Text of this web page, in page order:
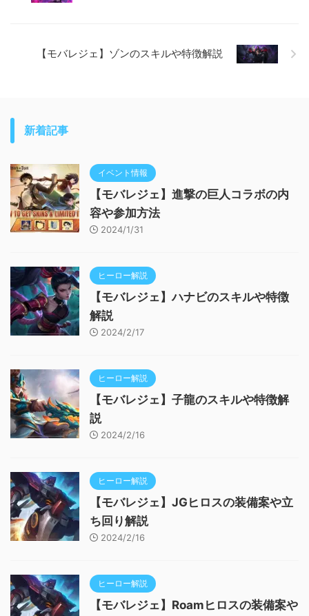
【モバレジェ】ゾンのスキルや特徴解説
新着記事
イベント情報
【モバレジェ】進撃の巨人コラボの内
容や参加方法
2024/1/31
ヒーロー解説
【モバレジェ】ハナビのスキルや特徴
解説
2024/2/17
ヒーロー解説
【モバレジェ】子龍のスキルや特徴解
説
2024/2/16
ヒーロー解説
【モバレジェ】JGヒロスの装備案や立
ち回り解説
2024/2/16
ヒーロー解説
【モバレジェ】Roamヒロスの装備案や